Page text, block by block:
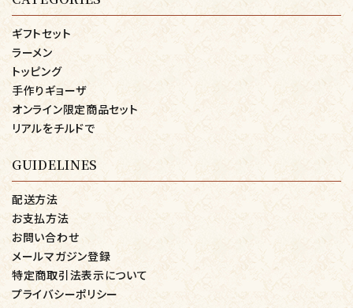
ギフトセット
ラーメン
トッピング
手作りギョーザ
オンライン限定商品セット
リアルをチルドで
GUIDELINES
配送方法
お支払方法
お問い合わせ
メールマガジン登録
特定商取引法表示について
プライバシーポリシー